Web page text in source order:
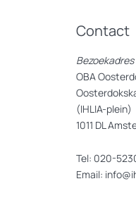
Contact
Bezoekadres
OBA
(IHLIA-plein)
1011 DL
Tel: 020-
Email: